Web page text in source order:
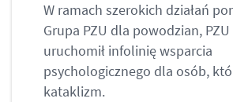
W ramach szerokich działań
Grupa PZU dla powodzian, PZU
uruchomił infolinię wsparcia
psychologicznego dla osób,
kataklizm.